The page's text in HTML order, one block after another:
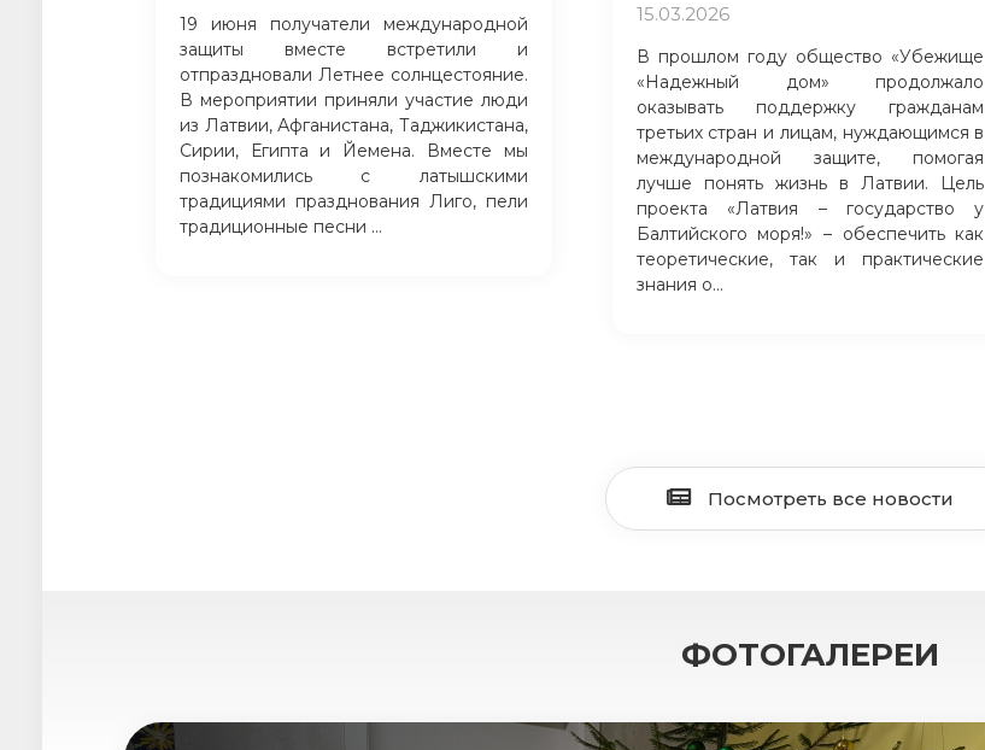
19 июня получатели международной
защиты вместе встретили и
отпраздновали Летнее солнцестояние.
В мероприятии приняли участие люди
из Латвии, Афганистана, Таджикистана,
Сирии, Египта и Йемена. Вместе мы
познакомились с латышскими
традициями празднования Лиго, пели
традиционные песни ...
15.03.2026
В прошлом году общество «Убежище
«Надежный дом» продолжало
оказывать поддержку гражданам
третьих стран и лицам, нуждающимся в
международной защите, помогая
лучше понять жизнь в Латвии. Цель
проекта «Латвия – государство у
Балтийского моря!» – обеспечить как
теоретические, так и практические
знания о...
Посмотреть все новости
ФОТОГАЛЕРЕИ